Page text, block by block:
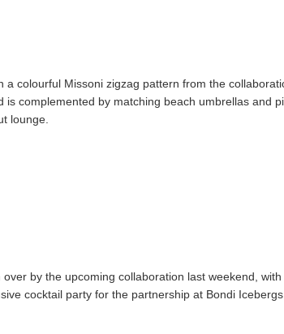
a colourful Missoni zigzag pattern from the
is complemented by matching beach umbrellas and
lounge.
by the upcoming collaboration last weekend,
cocktail party for the partnership at Bondi Icebergs.